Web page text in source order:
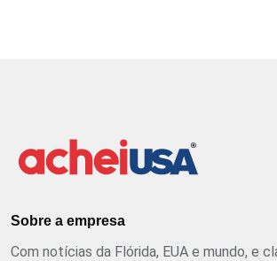
Sobre a empresa
Com notícias da Flórida, EUA e mundo, e